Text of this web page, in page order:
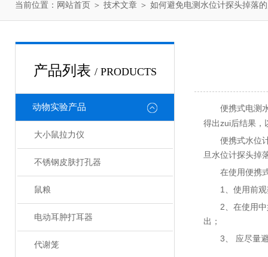
当前位置： 网站首页 ＞ 技术文章 ＞ 如何避免电测水位计探头掉落
产品列表 / PRODUCTS
动物实验产品
大小鼠拉力仪
不锈钢皮肤打孔器
鼠粮
电动耳肿打耳器
代谢笼
便携式电测
得出zui后结果，
便携式水位
旦水位计探头掉
在使用便携
1、使用前
2、在使用
出；
3、 应尽量